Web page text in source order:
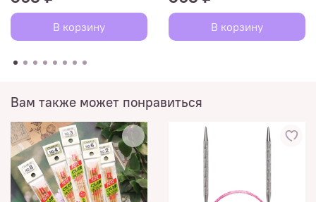
В корзину В корзину
Вам также может понравиться